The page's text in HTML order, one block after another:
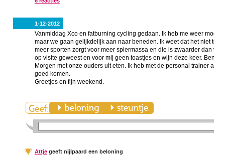
1-12-2012
Vanmiddag Xco en fatburning cycling gedaan. Ik heb me weer
maar we gaan gelijkdelijk aan naar beneden. Ik weet dat het niet te
meer sporten zorgt voor meer spiermassa en die is zwaarder dan
op visite geweest en voor mij geen toastjes en wijn deze keer. Ben
Morgen met onze ouders uit eten. Ik heb met de personal trainer
goed komen.
Groetjes en fijn weekend.
Attjegeeft nijlpaard een beloning